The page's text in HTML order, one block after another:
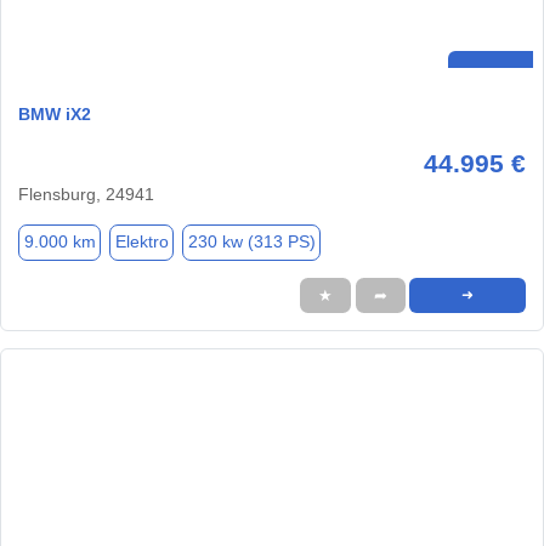
BMW iX2
44.995 €
Flensburg, 24941
9.000 km Elektro 230 kw (313 PS)
★ ➦ ➜